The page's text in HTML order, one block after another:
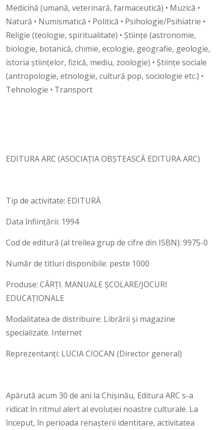
Medicină (umană, veterinară, farmaceutică) • Muzică •
Natură • Numismatică • Politică • Psihologie/Psihiatrie •
Religie (teologie, spiritualitate) • Științe (astronomie,
biologie, botanică, chimie, ecologie, geografie, geologie,
istoria științelor, fizică, mediu, zoologie) • Științe sociale
(antropologie, etnologie, cultură pop, sociologie etc.) •
Tehnologie • Transport
EDITURA ARC (ASOCIAȚIA OBȘTEASCĂ EDITURA ARC)
Tip de activitate: EDITURĂ
Data înființării: 1994
Cod de editură (al treilea grup de cifre din ISBN): 9975-0
Număr de titluri disponibile: peste 1000
Produse: CĂRȚI. MANUALE ȘCOLARE/JOCURI
EDUCAŢIONALE
Modalitatea de distribuire: Librării și magazine
specializate. Internet
Reprezentanți: LUCIA CIOCAN (Director general)
Apărută acum 30 de ani la Chişinău, Editura ARC s-a
ridicat în ritmul alert al evoluţiei noastre culturale. La
început, în perioada renaşterii identitare, activitatea